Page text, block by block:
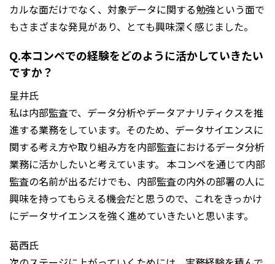
カルな面だけでなく、対象データに関する勉強という面で
もさまざまな発見があり、とても興味深く感じました。
Q.本コンペでの経験をどのように活かしていきたい
ですか？
星井氏
私は内部監査で、データ分析やデータアナリティクスを推
進する業務をしています。そのため、データサイエンスに
関する考え方や取り組み方を内部監査におけるデータ分析
業務に活かしたいと考えています。 本コンペを通じて内部
監査の名前が出るだけでも、内部監査の内外の部署の人に
興味を持ってもらえる機会だと思うので、これをきっかけ
にデータサイエンスを強く進めていきたいと思います。
葛西氏